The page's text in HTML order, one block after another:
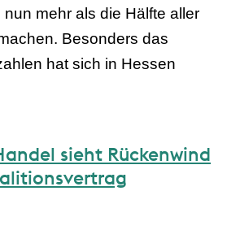
mehr als die Hälfte aller
Besonders das
hat sich in Hessen
sieht Rückenwind